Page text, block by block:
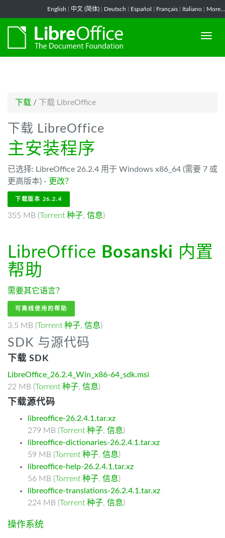
English 中文 (简体) Deutsch Español Français Italiano More...
下载 / 下载 LibreOffice
下载 LibreOffice
主安装程序
已选择: LibreOffice 26.2.4 用于 Windows x86_64 (需要 7 或
更高版本) - 更改？
下载版本 26.2.4
355 MB (Torrent 种子, 信息)
LibreOffice Bosanski 内置
帮助
需要其它语言？
可离线使用的帮助
3.5 MB (Torrent 种子, 信息)
SDK 与源代码
下载 SDK
LibreOffice_26.2.4_Win_x86-64_sdk.msi
22 MB (Torrent 种子, 信息)
下载源代码
libreoffice-26.2.4.1.tar.xz
279 MB (Torrent 种子, 信息)
libreoffice-dictionaries-26.2.4.1.tar.xz
59 MB (Torrent 种子, 信息)
libreoffice-help-26.2.4.1.tar.xz
56 MB (Torrent 种子, 信息)
libreoffice-translations-26.2.4.1.tar.xz
224 MB (Torrent 种子, 信息)
操作系统